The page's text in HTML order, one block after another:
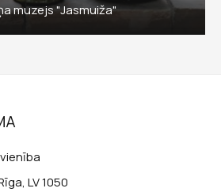
muzejs "Jasmuiža"
LV 1050